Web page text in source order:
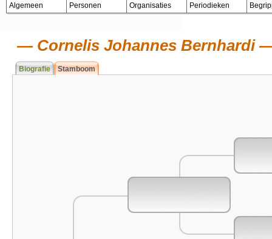
Algemeen Personen Organisaties Periodieken
Cornelis Johannes Bernhardi
Biografie Stamboom